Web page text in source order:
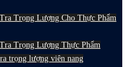
Trọng Lượng Cho Thực Phẩm
Trọng Lượng Thực Phẩm
trọng lượng viên nang